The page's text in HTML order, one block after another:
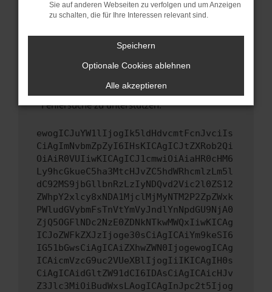
führen, dass bestimmte Funktionen nicht mehr
unterstützt werden.
Wende dich an den Webseitenbetreiber.
Wenn du alle oben genannten Schritte versucht
hast, kontaktiere uns bitte. Wir werden
uns diesen Text schicken, um uns bei der
Fehlersuche zu unterstützen:
ewogICJuYW1lIjogIk5ldHdvcmtFcnJvciIs
CiAgImNvbmZpZyI6IHsKICAgICJtZXRob2Qi
OiAiR0VUIiwKICAgICJ1cmwiOiAiaHR0cHM6
Ly9hcGkueC5ha3MtcHJvZC5hdWRhcmlzLm5l
dC92MS9jbGllbnRzLzIyNDQvd2Vic2l0ZS12
ZWhpY2xlcy8xNDA1MjclMjMyNTM2P2ZpZWxk
PWludGVybmFsTnVtYmVyJndlYnNpdGU9NjA0
ZjQ5OGFlNDc2NzE0ZDNkNTkwMWQxIiwKICAg
ICJoZWFkZXJzIjoge30sCiAgICAiYm9keSI6
IG51bGwsCiAgICAiZXhwZWN0IjogewogICAg
ICAicmVzcG9uc2VUeXBlIjogIiIKICAgIH0s
CiAgICAidGltZW91dCI6IDAsCiAgICAicHJv
Z3Jlc3MiOiBudWxsLAogICAgInJpc2t5Ijog
Sie auf anderen Webseiten zu verfolgen und um Anzeigen
zu schalten, die für Ihre Interessen relevant sind.
Speichern
Optionale Cookies ablehnen
Alle akzeptieren